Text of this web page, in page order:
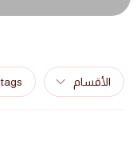
الأقسام tags